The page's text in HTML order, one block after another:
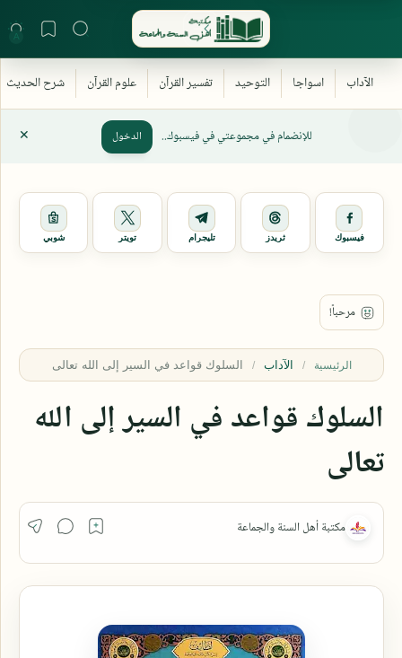
للإنضمام في مجموعتي في فيسبوك.. الدخول
فيسبوك ثريدز تليجرام تويتر شوبي
الرئيسية الآداب
السلوك قواعد في السير إلى الله
تعالى